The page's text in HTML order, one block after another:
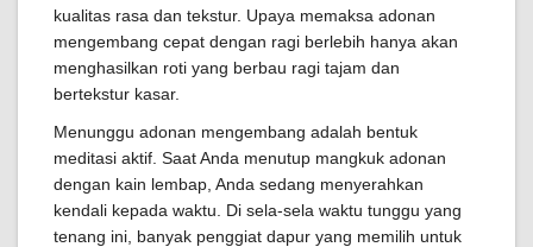
kualitas rasa dan tekstur. Upaya memaksa adonan
mengembang cepat dengan ragi berlebih hanya akan
menghasilkan roti yang berbau ragi tajam dan
bertekstur kasar.
Menunggu adonan mengembang adalah bentuk
meditasi aktif. Saat Anda menutup mangkuk adonan
dengan kain lembap, Anda sedang menyerahkan
kendali kepada waktu. Di sela-sela waktu tunggu yang
tenang ini, banyak penggiat dapur yang memilih untuk